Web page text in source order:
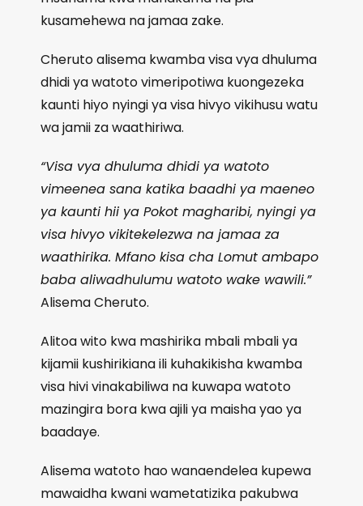
kusamehewa na jamaa zake.
Cheruto alisema kwamba visa vya dhuluma
dhidi ya watoto vimeripotiwa kuongezeka
kaunti hiyo nyingi ya visa hivyo vikihusu watu
wa jamii za waathiriwa.
“Visa vya dhuluma dhidi ya watoto
vimeenea sana katika baadhi ya maeneo
ya kaunti hii ya Pokot magharibi, nyingi ya
visa hivyo vikitekelezwa na jamaa za
waathirika. Mfano kisa cha Lomut ambapo
baba aliwadhulumu watoto wake wawili.”
Alisema Cheruto.
Alitoa wito kwa mashirika mbali mbali ya
kijamii kushirikiana ili kuhakikisha kwamba
visa hivi vinakabiliwa na kuwapa watoto
mazingira bora kwa ajili ya maisha yao ya
baadaye.
Alisema watoto hao wanaendelea kupewa
mawaidha kwani wametatizika pakubwa